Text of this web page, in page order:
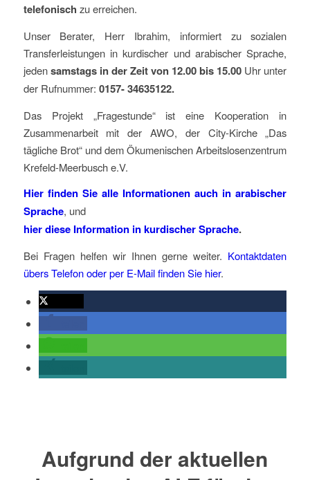
telefonisch zu erreichen.
Unser Berater, Herr Ibrahim, informiert zu sozialen
Transferleistungen in kurdischer und arabischer Sprache,
jedensamstags in der Zeit von 12.00 bis 15.00 Uhr unter
der Rufnummer: 0157- 34635122.
Das Projekt „Fragestunde“ ist eine Kooperation in
Zusammenarbeit mit der AWO, der City-Kirche „Das
tägliche Brot“ und dem Ökumenischen Arbeitslosenzentrum
Krefeld-Meerbusch e.V.
Hier finden Sie alle Informationen auch in arabischer
Sprache, und
hier diese Information in kurdischer Sprache.
Bei Fragen helfen wir Ihnen gerne weiter. Kontaktdaten
übers Telefon oder per E-Mail finden Sie hier.
Aufgrund der aktuellen